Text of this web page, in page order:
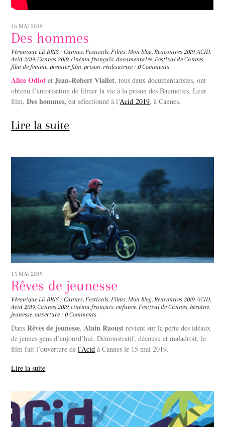
16 MAI 2019
Des hommes
Véronique LE BRIS / Cannes,Festivals,Films,Mon blog,Rencontres 2019,ACID,
Acid 2019,Cannes 2019,cinéma français,documentaire,Festival de Cannes,
film de femme,premier film,prison,réalisatrice / 0 Comments
Alice Odiot etJean-Robert Viallet, tous deux documentaristes, ont
obtenu l’autorisation de filmer la vie à la prison des Baumettes. Leur
film,Des hommes, est sélectionné à l’Acid 2019, à Cannes.
Lire la suite
15 MAI 2019
Rêves de jeunesse
Véronique LE BRIS / Cannes,Festivals,Films,Mon blog,Rencontres 2019,ACID,
Acid 2019,Cannes 2019,cinéma français,enfance,Festival de Cannes,héroïne,
jeunesse,ouverture / 0 Comments
DansRêves de jeunesse,Alain Raoust revient sur la perte des idéaux
de jeunes gens d’aujourd’hui. Démonstratif, décousu et maladroit, le
film fait l’ouverture del’Acid à Cannes le 15 mai 2019.
Lire la suite